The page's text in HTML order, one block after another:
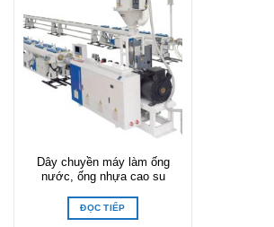
Dây chuyền máy làm ống
nước, ống nhựa cao su
ĐỌC TIẾP